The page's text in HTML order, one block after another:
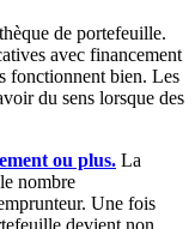
de portefeuille.
avec financement
fonctionnent bien. Les
du sens lorsque des
ou plus. La
nombre
Une fois